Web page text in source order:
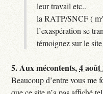
leur travail etc..
la RATP/SNCF (
l’exaspération se
témoignez sur le
5.Aux mécontents,4 août
Beaucoup d’entre vous me